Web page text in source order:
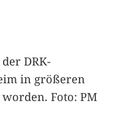
DRK-
in größeren
Foto: PM